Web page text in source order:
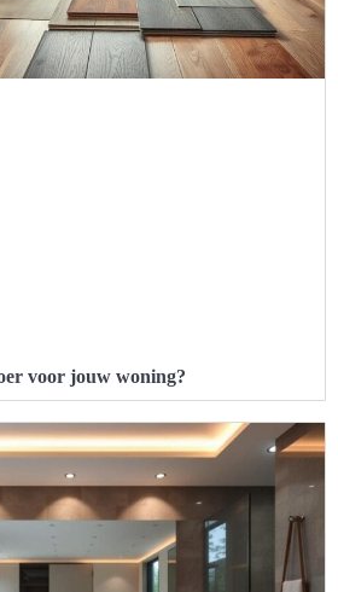
voor jouw woning?